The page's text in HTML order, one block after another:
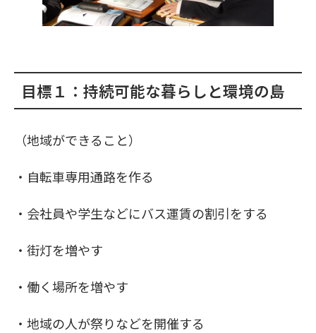
目標１：持続可能な暮らしと環境の島
（地域ができること）
・自転車専用通路を作る
・会社員や学生などにバス運賃の割引をする
・街灯を増やす
・働く場所を増やす
・地域の人が祭りなどを開催する